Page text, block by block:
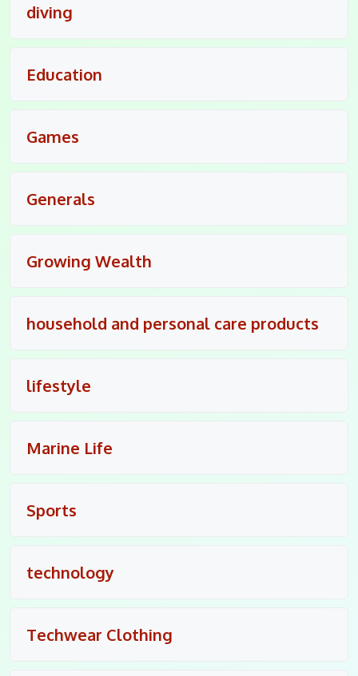
diving
Education
Games
Generals
Growing Wealth
household and personal care products
lifestyle
Marine Life
Sports
technology
Techwear Clothing